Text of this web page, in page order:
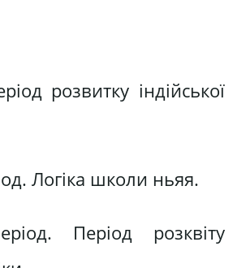
розвитку індійської
Логіка школи ньяя.
Період розквіту